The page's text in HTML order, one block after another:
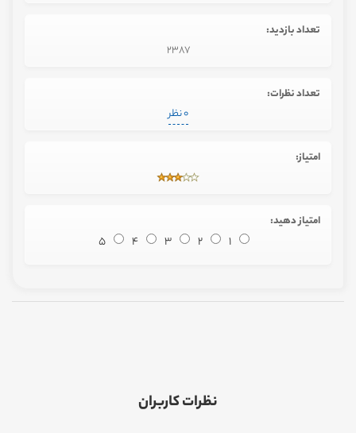
تعداد بازدید:
2387
تعداد نظرات:
0 نظر
امتیاز:
امتیاز دهید:
1
2
3
4
5
نظرات کاربران